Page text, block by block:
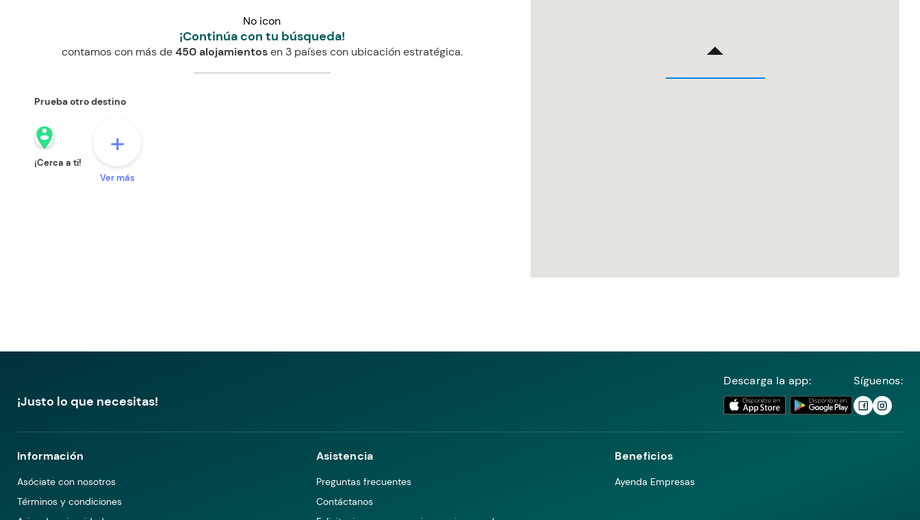
No icon
¡Continúa con tu búsqueda!
contamos con más de450 alojamientosen 3 países con ubicación estratégica.
Prueba otro destino
person_pin_circle
¡Cerca a ti!
+
Ver más
¡Justo lo que necesitas!
Descarga la app: Síguenos:
Información
Asóciate con nosotros
Términos y condiciones
Asistencia
Preguntas frecuentes
Contáctanos
Beneficios
Ayenda Empresas